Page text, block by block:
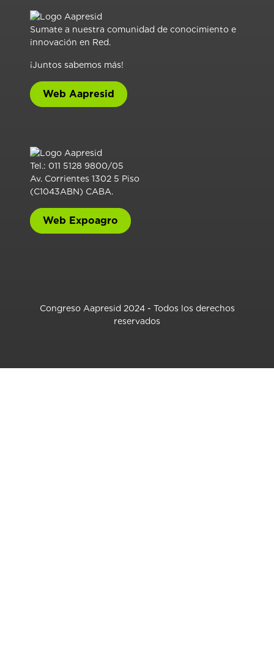
Sumate a nuestra comunidad de conocimiento e
innovación en Red.
¡Juntos sabemos más!
Web Aapresid
Tel.: 011 5128 9800/05
Av. Corrientes 1302 5 Piso
(C1043ABN) CABA.
Web Expoagro
Congreso Aapresid 2024 - Todos los derechos
reservados